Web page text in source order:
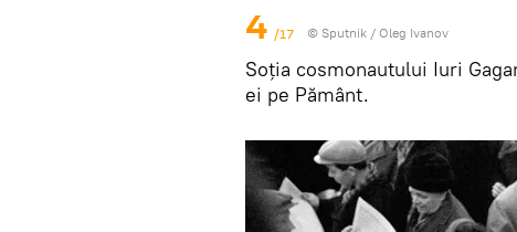
4 /17 © Sputnik / Oleg Ivanov
Soția cosmonautului Iuri
ei pe Pământ.